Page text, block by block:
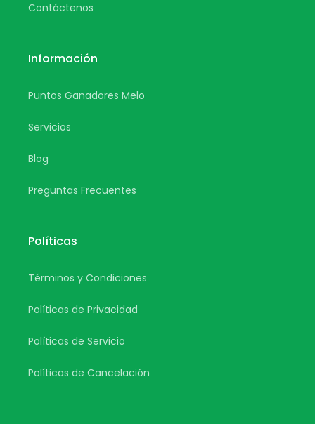
Contáctenos
Información
Puntos Ganadores Melo
Servicios
Blog
Preguntas Frecuentes
Políticas
Términos y Condiciones
Políticas de Privacidad
Políticas de Servicio
Políticas de Cancelación